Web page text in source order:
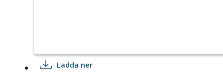
Ladda ner